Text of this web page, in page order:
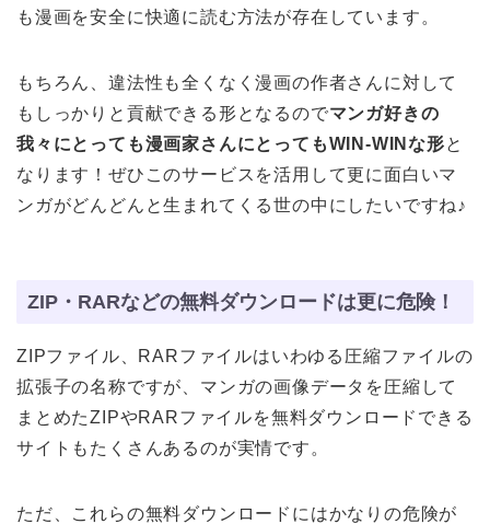
も漫画を安全に快適に読む方法が存在しています。
もちろん、違法性も全くなく漫画の作者さんに対して
もしっかりと貢献できる形となるのでマンガ好きの
我々にとっても漫画家さんにとってもWIN-WINな形と
なります！ぜひこのサービスを活用して更に面白いマ
ンガがどんどんと生まれてくる世の中にしたいですね♪
ZIP・RARなどの無料ダウンロードは更に危険！
ZIPファイル、RARファイルはいわゆる圧縮ファイルの
拡張子の名称ですが、マンガの画像データを圧縮して
まとめたZIPやRARファイルを無料ダウンロードできる
サイトもたくさんあるのが実情です。
ただ、これらの無料ダウンロードにはかなりの危険が